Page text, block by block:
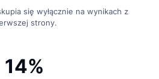
się wyłącznie na wynikach z
strony.
14%